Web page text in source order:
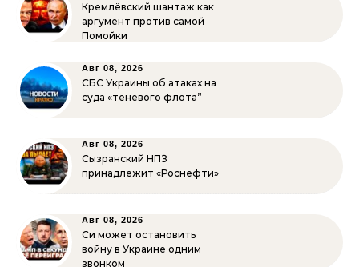
Кремлёвский шантаж как
аргумент против самой
Помойки
Авг 08, 2026
СБС Украины об атаках на
суда «теневого флота”
Авг 08, 2026
Сызранский НПЗ
принадлежит «Роснефти»
Авг 08, 2026
Си может остановить
войну в Украине одним
звонком